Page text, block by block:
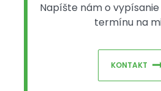
Napíšte nám o
termínu na
KONTAKT